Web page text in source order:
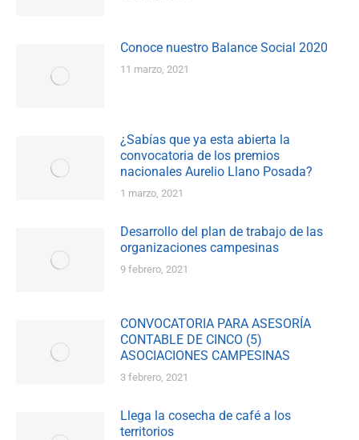
Conoce nuestro Balance Social 2020
11 marzo, 2021
¿Sabías que ya esta abierta la
convocatoria de los premios
nacionales Aurelio Llano Posada?
1 marzo, 2021
Desarrollo del plan de trabajo de las
organizaciones campesinas
9 febrero, 2021
CONVOCATORIA PARA ASESORÍA
CONTABLE DE CINCO (5)
ASOCIACIONES CAMPESINAS
3 febrero, 2021
Llega la cosecha de café a los
territorios